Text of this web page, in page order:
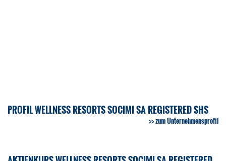
PROFIL WELLNESS RESORTS SOCIMI SA REGISTERED SHS
zum Unternehmensprofil